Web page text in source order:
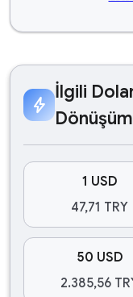
bolt
İlgili
1 USD
47,71 TRY
50 USD
2.385,56